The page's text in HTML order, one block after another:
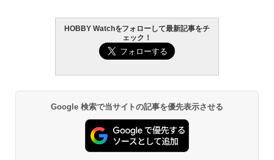
HOBBY Watchをフォローして最新記事をチ
ェック！
Google 検索で当サイトの記事を優先表示させる